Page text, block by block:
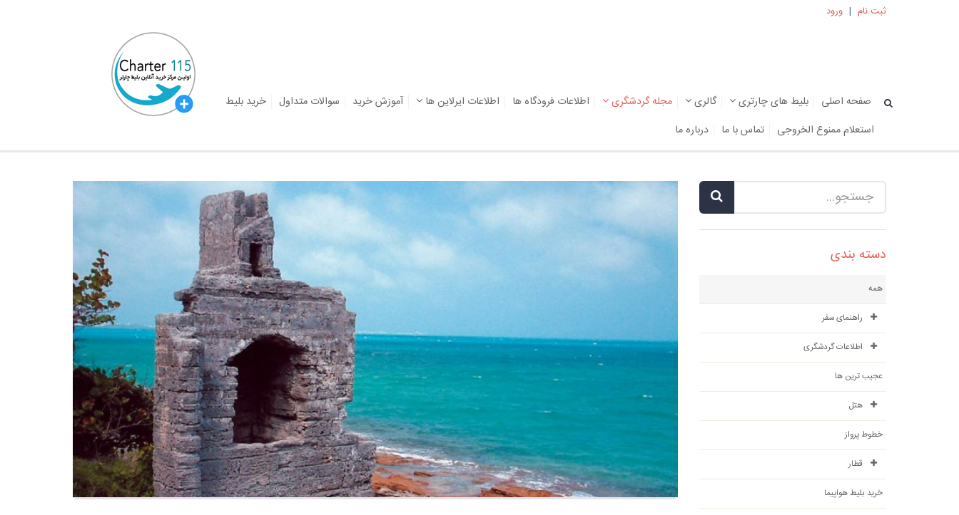
ثبت نام | ورود
صفحه اصلی بلیط های چارتری گالری مجله گردشگری اطلاعات فرودگاه ها اطلاعات ایرلاین ها آموزش خرید سوالات متداول
خرید بلیط
استعلام ممنوع الخروجی
تماس با ما درباره ما
دسته بندی
همه
راهنمای سفر
اطلاعات گردشگری
عجیب ترین ها
هتل
خطوط پرواز
قطار
خرید بلیط هواپیما